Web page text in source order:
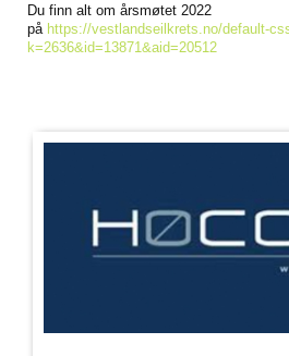
Du finn alt om årsmøtet 2022
på https://vestlandseilkrets.no/default-
k=2636&id=13871&aid=20512